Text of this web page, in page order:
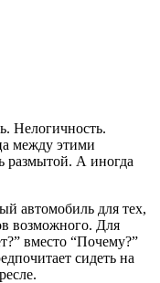
Нелогичность.
между этими
размытой. А иногда
автомобиль для тех,
возможного. Для
вместо “Почему?”
сидеть на